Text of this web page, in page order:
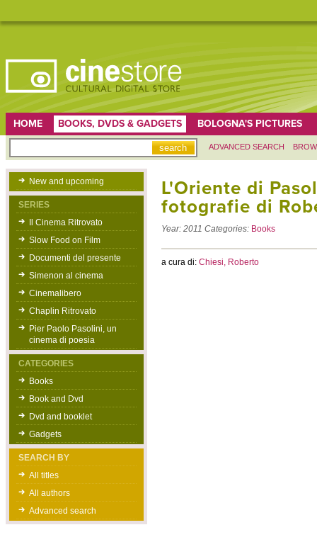
HOME BOOKS, DVDS & GADGETS BOLOGNA'S PICTURES
ADVANCED SEARCH
New and upcoming
SERIES
Il Cinema Ritrovato
Slow Food on Film
Documenti del presente
Simenon al cinema
Cinemalibero
Chaplin Ritrovato
Pier Paolo Pasolini, un
cinema di poesia
CATEGORIES
Books
Book and Dvd
Dvd and booklet
Gadgets
SEARCH BY
All titles
All authors
Advanced search
L'Oriente di
fotografie di
Year:2011 Categories: Books
a cura di: Chiesi, Roberto